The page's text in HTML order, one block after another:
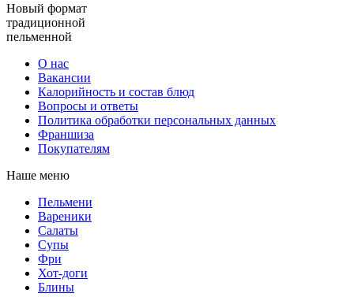
Новый формат
традиционной
пельменной
О нас
Вакансии
Калорийность и состав блюд
Вопросы и ответы
Политика обработки персональных данных
Франшиза
Покупателям
Наше меню
Пельмени
Вареники
Салаты
Супы
Фри
Хот-доги
Блины